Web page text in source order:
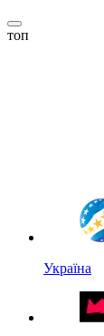
топ
Україна